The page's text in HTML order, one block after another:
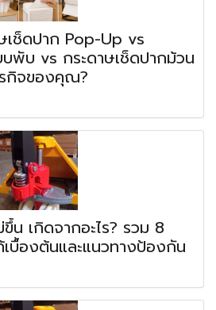
เช็ดปาก Pop-Up vs
บพับ vs กระดาษเช็ดปากม้วน
รกิจของคุณ?
น เกิดจากอะไร? รวม 8
บื้องต้นและแนวทางป้องกัน